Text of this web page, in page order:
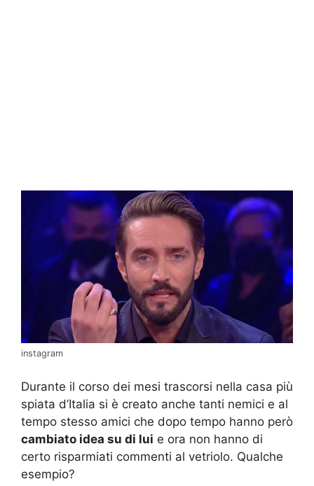
instagram
Durante il corso dei mesi trascorsi nella casa più
spiata d’Italia si è creato anche tanti nemici e al
tempo stesso amici che dopo tempo hanno però
cambiato idea su di lui e ora non hanno di
certo risparmiati commenti al vetriolo. Qualche
esempio?